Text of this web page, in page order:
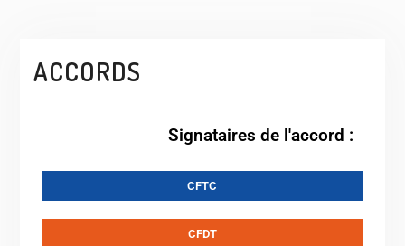
ACCORDS
Signataires de l'accord :
CFTC
CFDT